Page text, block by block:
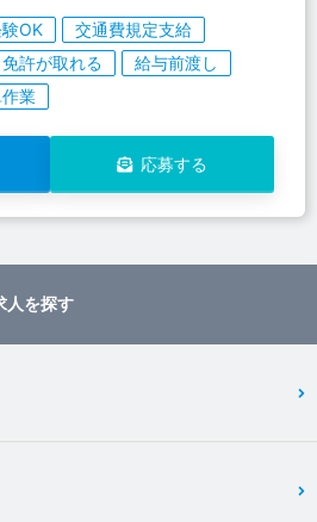
OK
交通費規定支給
許が取れる
給与前渡し
業
応募する
人を探す